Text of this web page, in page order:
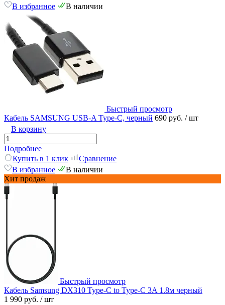
В избранное
В наличии
Быстрый просмотр
Кабель SAMSUNG USB-A Type-C, черный 690 руб. / шт
В корзину
Подробнее
Купить в 1 клик
Сравнение
В избранное
В наличии
Хит продаж
Быстрый просмотр
Кабель Samsung DX310 Type-C to Type-C 3A 1.8м черный
1 990 руб. / шт